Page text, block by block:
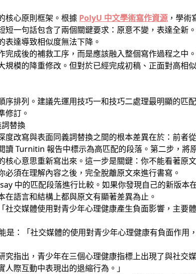
核心原則框架。根據 PolyU 中文學術寫作資源 ，學
短一句話包含了兩個關鍵要求：原意不變，表達全新
表達導致相似度無法下降。
完成後的補救工序，而是應該融入整個寫作過程之中
規模的降重修改。但對於已經完成初稿、正面對高相
序排列。建議先運用技巧一和技巧二處理最明顯的匹
修訂。
替換
度改寫與表面同義詞替換之間的根本差異在於：前者
Turnitin 報告中標示為高匹配的段落。第二步，將
核心意思重新寫出來。這一步是關鍵：你不能看著原
須在理解內容之後，完全脫離原文來進行書寫。
中的匹配段落進行比較。如果你發現自己的新版本
語言和結構上都與原文有顯著差異為止。
社交媒體使用對青少年心理健康產生負面影響，主要
是：「社交媒體的使用對青少年心理健康有負面作用
究指出，青少年在三個心理健康指標上出現了與社交
際互動中表現出的退縮行為。」